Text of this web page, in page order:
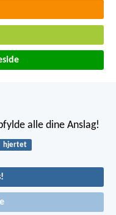
alle dine Anslag!
hjertet